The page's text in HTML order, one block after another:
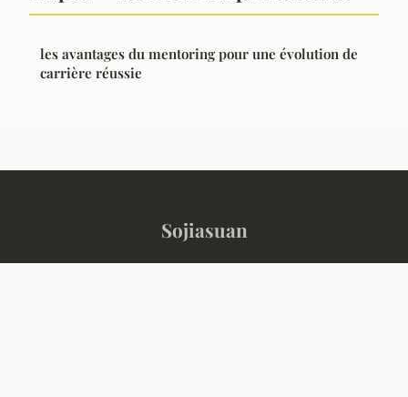
les avantages du mentoring pour une évolution de
carrière réussie
Sojiasuan